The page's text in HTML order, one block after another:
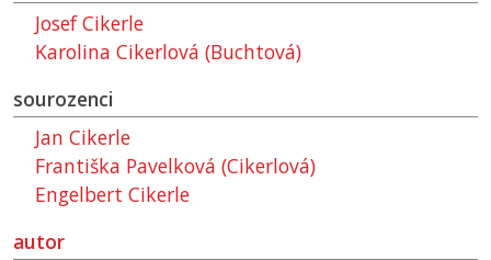
Josef Cikerle
Karolina Cikerlová (Buchtová)
sourozenci
Jan Cikerle
Františka Pavelková (Cikerlová)
Engelbert Cikerle
autor